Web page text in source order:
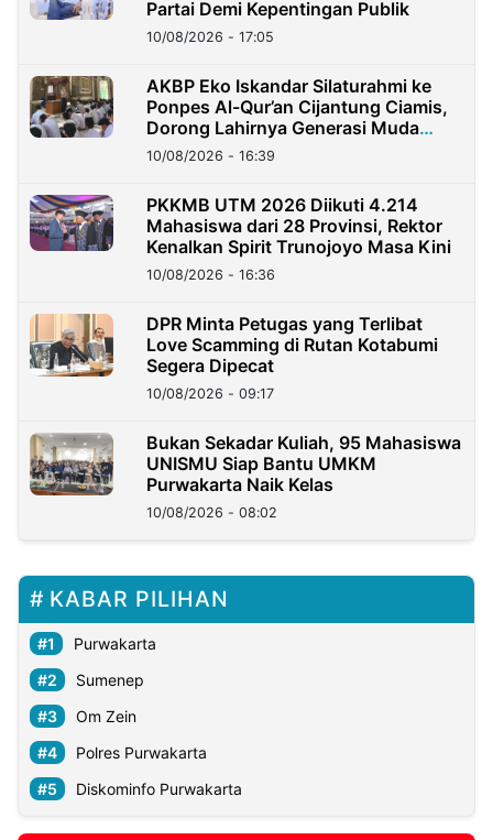
Partai Demi Kepentingan Publik
10/08/2026 - 17:05
AKBP Eko Iskandar Silaturahmi ke
Ponpes Al-Qur’an Cijantung Ciamis,
Dorong Lahirnya Generasi Muda
Berkarakter
10/08/2026 - 16:39
PKKMB UTM 2026 Diikuti 4.214
Mahasiswa dari 28 Provinsi, Rektor
Kenalkan Spirit Trunojoyo Masa Kini
10/08/2026 - 16:36
DPR Minta Petugas yang Terlibat
Love Scamming di Rutan Kotabumi
Segera Dipecat
10/08/2026 - 09:17
Bukan Sekadar Kuliah, 95 Mahasiswa
UNISMU Siap Bantu UMKM
Purwakarta Naik Kelas
10/08/2026 - 08:02
KABAR PILIHAN
Purwakarta
Sumenep
Om Zein
Polres Purwakarta
Diskominfo Purwakarta